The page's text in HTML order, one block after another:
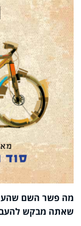
מה פשר השם
שאתה מבקש